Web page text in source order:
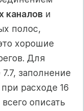
каналов и
полос,
хорошие
Для
заполнение
расходе 16
описать